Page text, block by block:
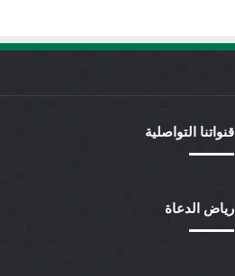
قنواتنا التواصلية
رياض الدعاة